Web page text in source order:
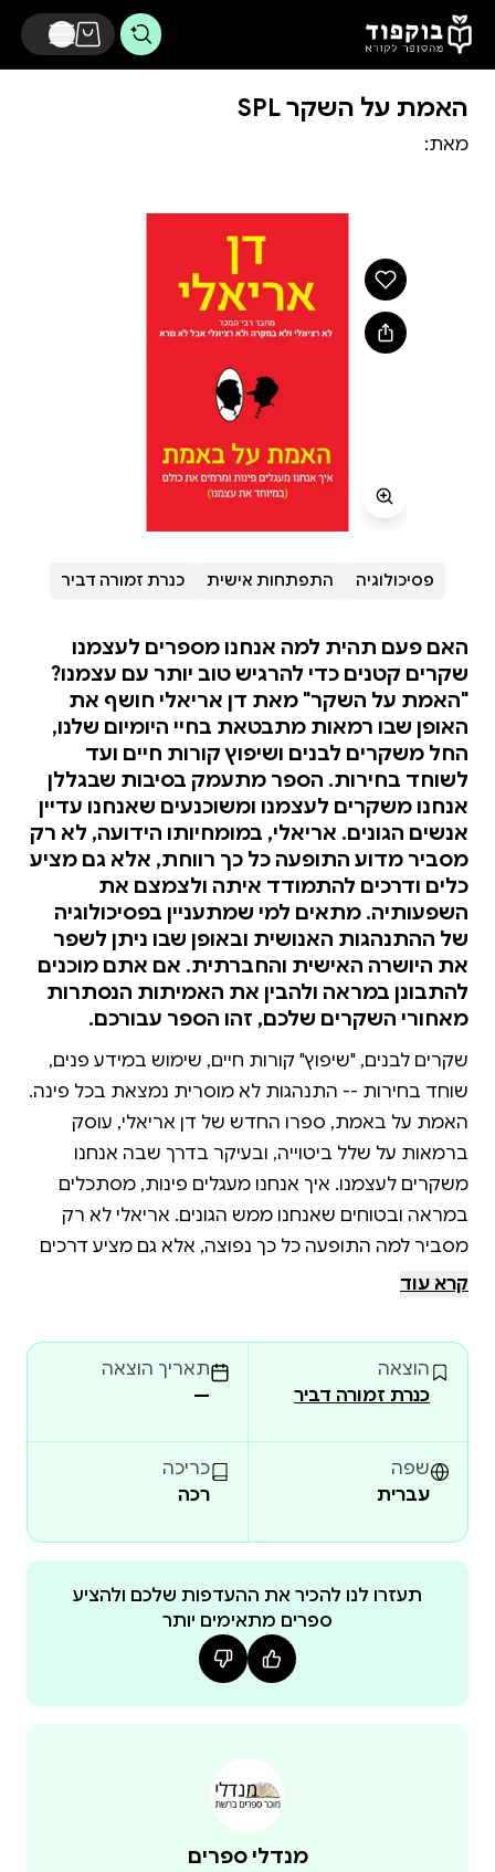
דלג לתוכן הראשי
האמת על השקר SPL
מאת:
פסיכולוגיה התפתחות אישית כנרת זמורה דביר
האם פעם תהית למה אנחנו מספרים לעצמנו
שקרים קטנים כדי להרגיש טוב יותר עם עצמנו?
"האמת על השקר" מאת דן אריאלי חושף את
האופן שבו רמאות מתבטאת בחיי היומיום שלנו,
החל משקרים לבנים ושיפוץ קורות חיים ועד
לשוחד בחירות. הספר מתעמק בסיבות שבגללן
אנחנו משקרים לעצמנו ומשוכנעים שאנחנו עדיין
אנשים הגונים. אריאלי, במומחיותו הידועה, לא רק
מסביר מדוע התופעה כל כך רווחת, אלא גם מציע
כלים ודרכים להתמודד איתה ולצמצם את
השפעותיה. מתאים למי שמתעניין בפסיכולוגיה
של ההתנהגות האנושית ובאופן שבו ניתן לשפר
את היושרה האישית והחברתית. אם אתם מוכנים
להתבונן במראה ולהבין את האמיתות הנסתרות
מאחורי השקרים שלכם, זהו הספר עבורכם.
שקרים לבנים, "שיפוץ" קורות חיים, שימוש במידע פנים,
שוחד בחירות -- התנהגות לא מוסרית נמצאת בכל פינה.
האמת על באמת, ספרו החדש של דן אריאלי, עוסק
ברמאות על שלל ביטוייה, ובעיקר בדרך שבה אנחנו
משקרים לעצמנו. איך אנחנו מעגלים פינות, מסתכלים
במראה ובטוחים שאנחנו ממש הגונים. אריאלי לא רק
מסביר למה התופעה כל כך נפוצה, אלא גם מציע דרכים
להילחם בה ולצמצם אותה.
קרא עוד
הוצאה
כנרת זמורה דביר
תאריך הוצאה
—
שפה
עברית
כריכה
רכה
תעזרו לנו להכיר את ההעדפות שלכם ולהציע
ספרים מתאימים יותר
מנדלי ספרים